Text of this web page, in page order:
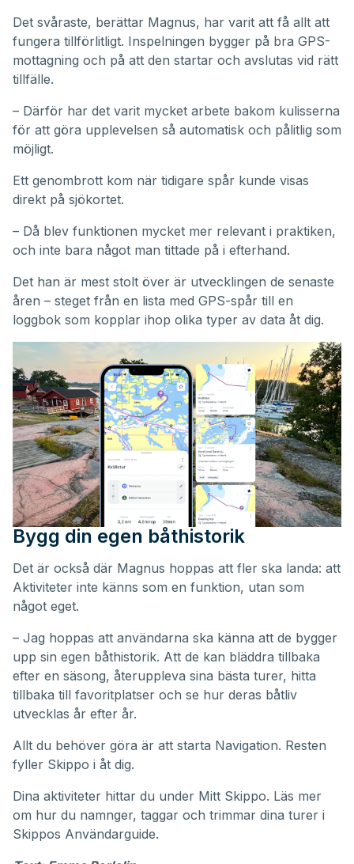
Det svåraste, berättar Magnus, har varit att få allt att
fungera tillförlitligt. Inspelningen bygger på bra GPS-
mottagning och på att den startar och avslutas vid rätt
tillfälle.
– Därför har det varit mycket arbete bakom kulisserna
för att göra upplevelsen så automatisk och pålitlig som
möjligt.
Ett genombrott kom när tidigare spår kunde visas
direkt på sjökortet.
– Då blev funktionen mycket mer relevant i praktiken,
och inte bara något man tittade på i efterhand.
Det han är mest stolt över är utvecklingen de senaste
åren – steget från en lista med GPS-spår till en
loggbok som kopplar ihop olika typer av data åt dig.
Bygg din egen båthistorik
Det är också där Magnus hoppas att fler ska landa: att
Aktiviteter inte känns som en funktion, utan som
något eget.
– Jag hoppas att användarna ska känna att de bygger
upp sin egen båthistorik. Att de kan bläddra tillbaka
efter en säsong, återuppleva sina bästa turer, hitta
tillbaka till favoritplatser och se hur deras båtliv
utvecklas år efter år.
Allt du behöver göra är att starta Navigation. Resten
fyller Skippo i åt dig.
Dina aktiviteter hittar du under Mitt Skippo. Läs mer
om hur du namnger, taggar och trimmar dina turer i
Skippos Användarguide.